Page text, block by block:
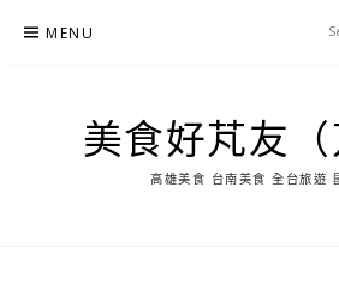
MENU
美食好芃友（
高雄美食 台南美食 全台旅遊